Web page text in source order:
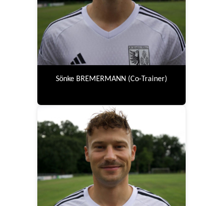
Sönke BREMERMANN (Co-Trainer)